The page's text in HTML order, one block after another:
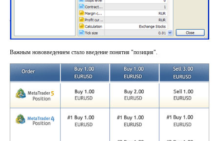
Важным нововведением стало введение понятия "позиция".